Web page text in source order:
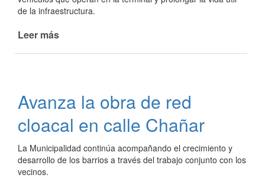
de la infraestructura.
Leer más
Avanza la obra de red
cloacal en calle Chañar
La Municipalidad continúa acompañando el crecimiento y
desarrollo de los barrios a través del trabajo conjunto con los
vecinos.